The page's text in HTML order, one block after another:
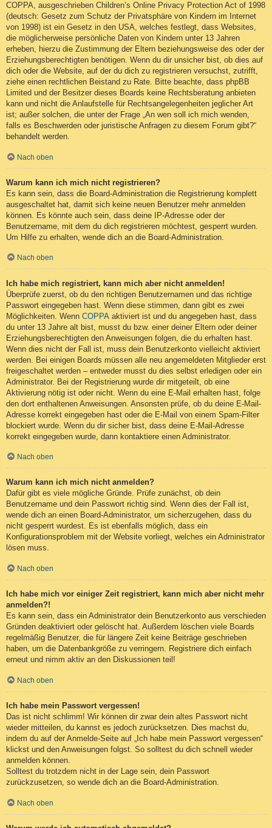
COPPA, ausgeschrieben Children’s Online Privacy Protection Act of 1998
(deutsch: Gesetz zum Schutz der Privatsphäre von Kindern im Internet
von 1998) ist ein Gesetz in den USA, welches festlegt, dass Websites,
die möglicherweise persönliche Daten von Kindern unter 13 Jahren
erheben, hierzu die Zustimmung der Eltern beziehungsweise des oder der
Erziehungsberechtigten benötigen. Wenn du dir unsicher bist, ob dies auf
dich oder die Website, auf der du dich zu registrieren versuchst, zutrifft,
ziehe einen rechtlichen Beistand zu Rate. Bitte beachte, dass phpBB
Limited und der Besitzer dieses Boards keine Rechtsberatung anbieten
kann und nicht die Anlaufstelle für Rechtsangelegenheiten jeglicher Art
ist; außer solchen, die unter der Frage „An wen soll ich mich wenden,
falls es Beschwerden oder juristische Anfragen zu diesem Forum gibt?“
behandelt werden.
Nach oben
Warum kann ich mich nicht registrieren?
Es kann sein, dass die Board-Administration die Registrierung komplett
ausgeschaltet hat, damit sich keine neuen Benutzer mehr anmelden
können. Es könnte auch sein, dass deine IP-Adresse oder der
Benutzername, mit dem du dich registrieren möchtest, gesperrt wurden.
Um Hilfe zu erhalten, wende dich an die Board-Administration.
Nach oben
Ich habe mich registriert, kann mich aber nicht anmelden!
Überprüfe zuerst, ob du den richtigen Benutzernamen und das richtige
Passwort eingegeben hast. Wenn diese stimmen, dann gibt es zwei
Möglichkeiten. Wenn COPPA aktiviert ist und du angegeben hast, dass
du unter 13 Jahre alt bist, musst du bzw. einer deiner Eltern oder deiner
Erziehungsberechtigten den Anweisungen folgen, die du erhalten hast.
Wenn dies nicht der Fall ist, muss dein Benutzerkonto vielleicht aktiviert
werden. Bei einigen Boards müssen alle neu angemeldeten Mitglieder erst
freigeschaltet werden – entweder musst du dies selbst erledigen oder ein
Administrator. Bei der Registrierung wurde dir mitgeteilt, ob eine
Aktivierung nötig ist oder nicht. Wenn du eine E-Mail erhalten hast, folge
den dort enthaltenen Anweisungen. Ansonsten prüfe, ob du deine E-Mail-
Adresse korrekt eingegeben hast oder die E-Mail von einem Spam-Filter
blockiert wurde. Wenn du dir sicher bist, dass deine E-Mail-Adresse
korrekt eingegeben wurde, dann kontaktiere einen Administrator.
Nach oben
Warum kann ich mich nicht anmelden?
Dafür gibt es viele mögliche Gründe. Prüfe zunächst, ob dein
Benutzername und dein Passwort richtig sind. Wenn dies der Fall ist,
wende dich an einen Board-Administrator, um sicherzugehen, dass du
nicht gesperrt wurdest. Es ist ebenfalls möglich, dass ein
Konfigurationsproblem mit der Website vorliegt, welches ein Administrator
lösen muss.
Nach oben
Ich habe mich vor einiger Zeit registriert, kann mich aber nicht mehr
anmelden?!
Es kann sein, dass ein Administrator dein Benutzerkonto aus verschieden
Gründen deaktiviert oder gelöscht hat. Außerdem löschen viele Boards
regelmäßig Benutzer, die für längere Zeit keine Beiträge geschrieben
haben, um die Datenbankgröße zu verringern. Registriere dich einfach
erneut und nimm aktiv an den Diskussionen teil!
Nach oben
Ich habe mein Passwort vergessen!
Das ist nicht schlimm! Wir können dir zwar dein altes Passwort nicht
wieder mitteilen, du kannst es jedoch zurücksetzen. Dies machst du,
indem du auf der Anmelde-Seite auf „Ich habe mein Passwort vergessen“
klickst und den Anweisungen folgst. So solltest du dich schnell wieder
anmelden können.
Solltest du trotzdem nicht in der Lage sein, dein Passwort
zurückzusetzen, so wende dich an die Board-Administration.
Nach oben